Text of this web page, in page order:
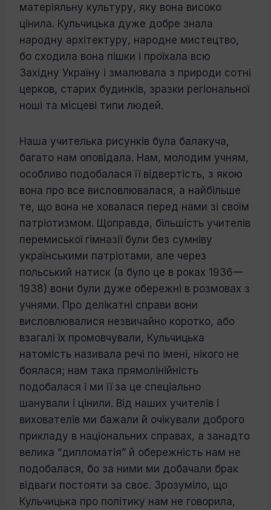
матеріяльну культуру, яку вона ви­соко
цінила. Кульчицька дуже добре знала
народну архітектуру, народне мистецтво,
бо сходила вона пішки і проїхала всю
Західну Україну і змалювала з природи сотні
цер­ков, старих будинків, зразки регіональної
ноші та місцеві типи людей.
Наша учителька рисунків була балаку­ча,
багато нам оповідала. Нам, молодим учням,
особливо подобалася її відвертість, з якою
вона про все висловлювалася, а найбільше
те, що вона не ховалася перед нами зі своїм
патріотизмом. Що­правда, більшість учителів
перемиської гімназії були без сумніву
українськими патріотами, але через
польський натиск (а було це в роках 1936—
1938) вони були дуже обережні в розмовах з
учнями. Про делікатні справи вони
висловлювалися незвичайно коротко, або
взагалі їх промов­чували, Кульчицька
натомість називала речі по імені, нікого не
боялася; нам така прямолінійність
подобалася і ми її за це спеціально
шанували і цінили. Від наших учителів і
вихователів ми бажали й очіку­вали доброго
прикладу в національних справах, а занадто
велика “дипломатія” й обережність нам не
подобалася, бо за ними ми добачали брак
відваги постояти за своє. Зрозуміло, що
Кульчицька про політику нам не говорила,